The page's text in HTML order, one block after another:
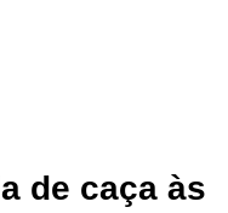
de caça às